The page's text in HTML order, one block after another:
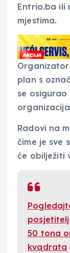
Entrio.ba ili
mjestima.
plan s
se
Radovi na
čime je sve
će obilježiti
50 tona
kvadrata